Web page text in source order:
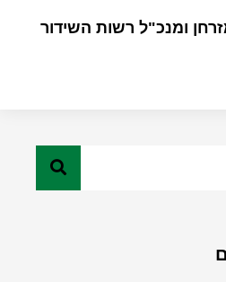
ומנכ"ל רשות השידור